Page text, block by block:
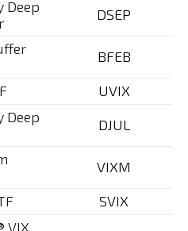
Deep
DSEP
BFEB
UVIX
Deep
DJUL
VIXM
SVIX
VIX